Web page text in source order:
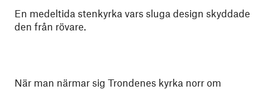
En medeltida stenkyrka vars sluga design skyddade
den från rövare.
När man närmar sig Trondenes kyrka norr om